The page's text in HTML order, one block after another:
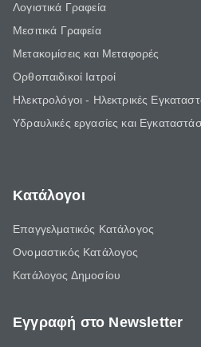
Λογιστικά Γραφεία
Μεσιτικά Γραφεία
Μετακομίσεις και Μεταφορές
Ορθοπαιδικοί Ιατροί
Ηλεκτρολόγοι - Ηλεκτρικές
Υδραυλικές εργασίες και
Κατάλογοι
Επαγγελματικός Κατάλογος
Ονομαστικός Κατάλογος
Κατάλογος Δημοσίου
Εγγραφή στο Newsletter